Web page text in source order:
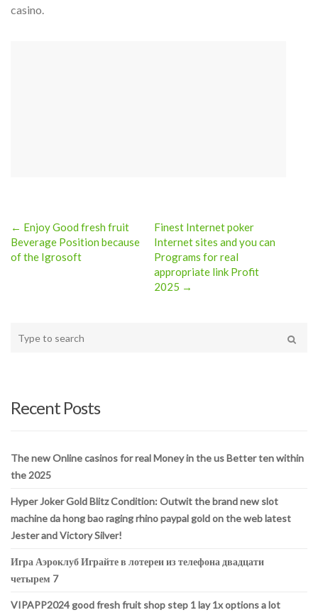
casino.
Post
← Enjoy Good fresh fruit
Beverage Position because
of the Igrosoft
Finest Internet poker
Internet sites and you can
Programs for real
appropriate link Profit
2025 →
your
Recent Posts
The new Online casinos for real Money in the us Better ten within
the 2025
Hyper Joker Gold Blitz Condition: Outwit the brand new slot
machine da hong bao raging rhino paypal gold on the web latest
Jester and Victory Silver!
Игра Аэроклуб Играйте в лотереи из телефона двадцати
четырем 7
VIPAPP2024 good fresh fruit shop step 1 lay 1x options a lot